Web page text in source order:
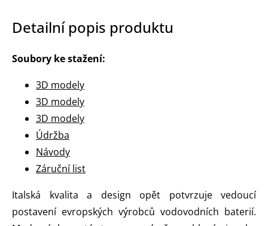
Detailní popis produktu
Soubory ke stažení:
3D modely
3D modely
3D modely
Údržba
Návody
Záruční list
Italská kvalita a design opět potvrzuje vedoucí
postavení evropských výrobců vodovodních baterií.